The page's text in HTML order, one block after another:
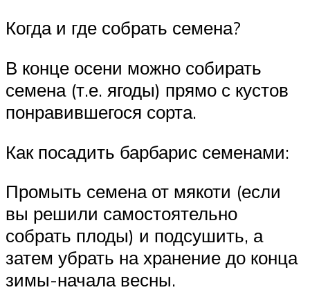
Когда и где собрать семена?
В конце осени можно собирать
семена (т.е. ягоды) прямо с кустов
понравившегося сорта.
Как посадить барбарис семенами:
Промыть семена от мякоти (если
вы решили самостоятельно
собрать плоды) и подсушить, а
затем убрать на хранение до конца
зимы-начала весны.